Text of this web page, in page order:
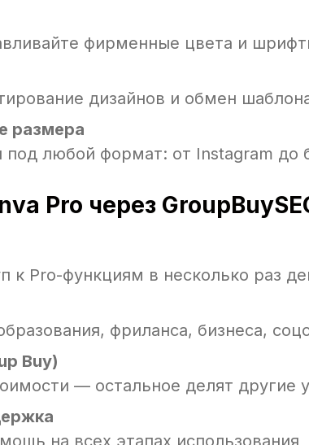
фирменные цвета и
дизайнов и обмен
размера
под любой формат: от Instagram до
Pro через
к Pro-функциям в несколько раз
фриланса, бизнеса,
Buy)
— остальное делят другие
на всех этапах использования